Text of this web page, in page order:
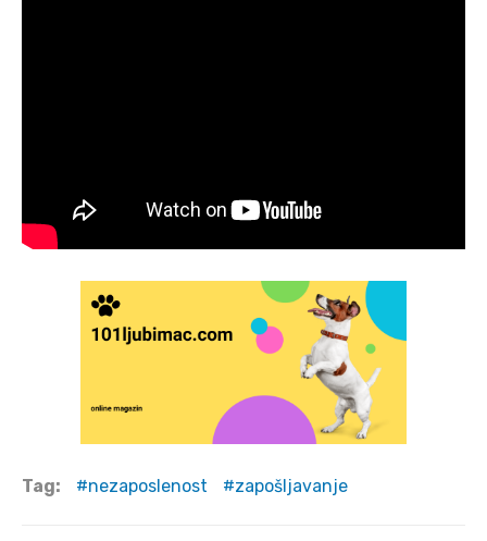
Tag: nezaposlenost zapošljavanje